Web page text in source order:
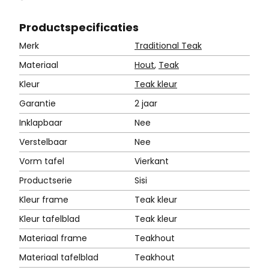
Productspecificaties
Merk
Traditional Teak
Materiaal
Hout, Teak
Kleur
Teak kleur
Garantie
2 jaar
Inklapbaar
Nee
Verstelbaar
Nee
Vorm tafel
Vierkant
Productserie
Sisi
Kleur frame
Teak kleur
Kleur tafelblad
Teak kleur
Materiaal frame
Teakhout
Materiaal tafelblad
Teakhout